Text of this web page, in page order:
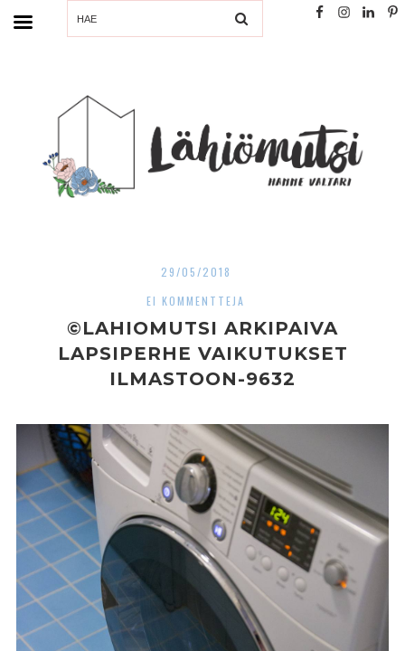
SEARCH
29/05/2018
EI KOMMENTTEJA
©LAHIOMUTSI ARKIPAIVA
LAPSIPERHE VAIKUTUKSET
ILMASTOON-9632